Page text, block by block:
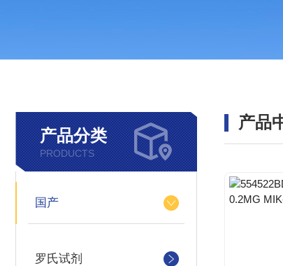
产品分类
PRODUCTS
国产
罗氏试剂
产品